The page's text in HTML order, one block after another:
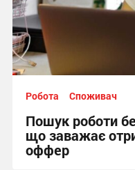
Робота Споживач
Пошук роботи
що заважає
оффер